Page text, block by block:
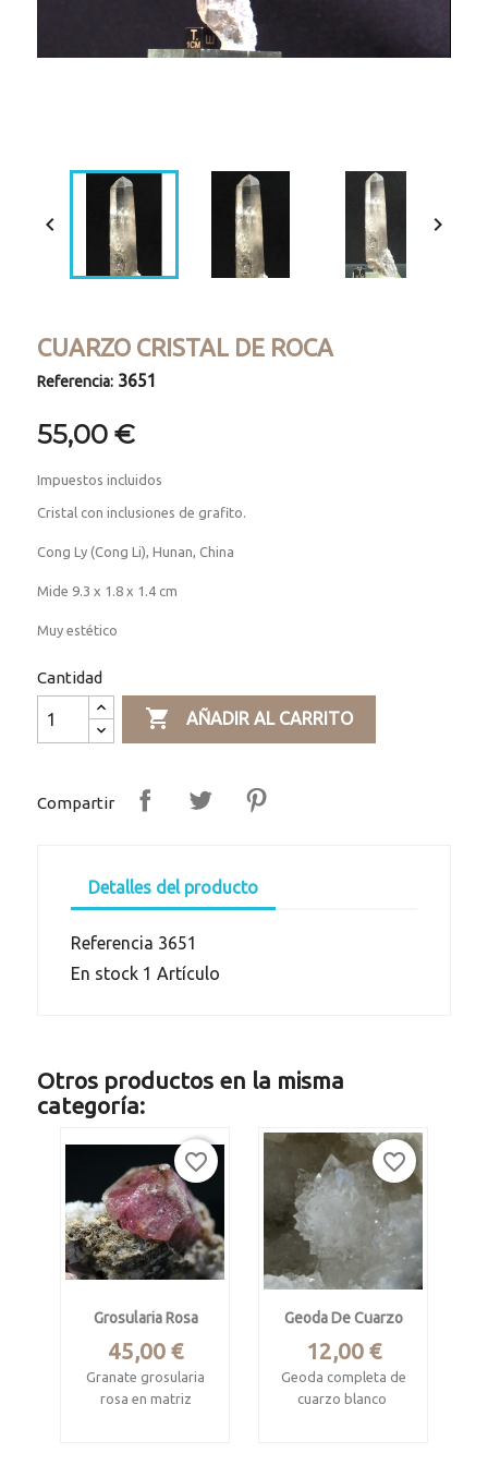
 
CUARZO CRISTAL DE ROCA
Referencia: 3651
55,00 €
Impuestos incluidos
Cristal con inclusiones de grafito.
Cong Ly (Cong Li), Hunan, China
Mide 9.3 x 1.8 x 1.4 cm
Muy estético
Cantidad
 AÑADIR AL CARRITO
Compartir
Detalles del producto
Referencia 3651
En stock 1 Artículo
Otros productos en la misma
categoría:
Grosularia Rosa
Precio
45,00 €
Granate grosularia
rosa en matriz
favorite_border
Geoda De Cuarzo
Precio
12,00 €
Geoda completa de
cuarzo blanco
favorite_border